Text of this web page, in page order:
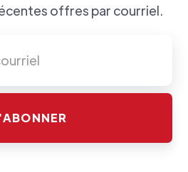
offres par courriel.